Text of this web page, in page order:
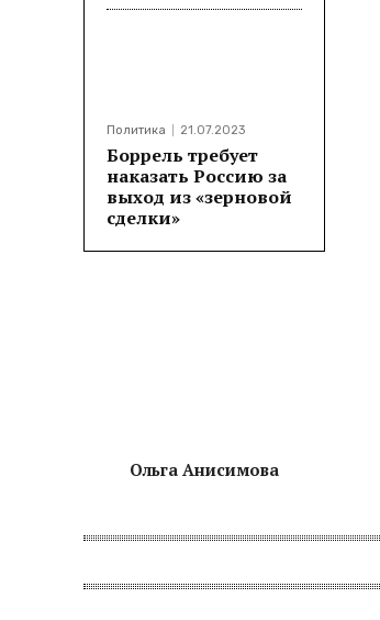
Политика 21.07.2023
Боррель требует
наказать Россию за
выход из «зерновой
сделки»
Ольга Анисимова